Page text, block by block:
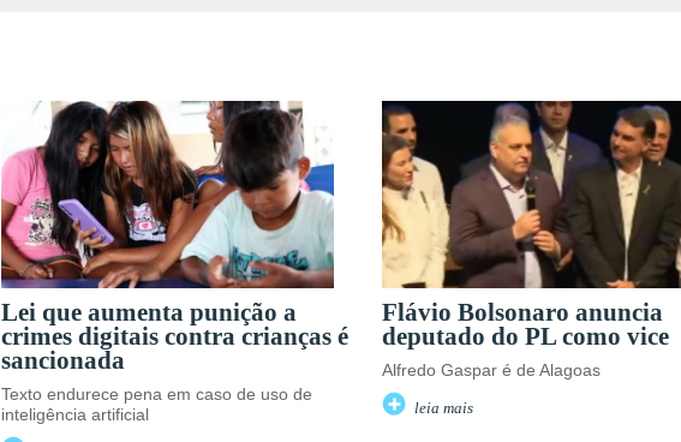
Lei que aumenta punição a
crimes digitais contra crianças é
sancionada
Texto endurece pena em caso de uso de
inteligência artificial
Flávio Bolsonaro anuncia
deputado do PL como vice
Alfredo Gaspar é de Alagoas
leia mais